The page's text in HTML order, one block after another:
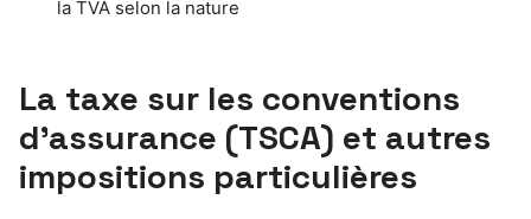
la TVA selon la nature
La taxe sur les conventions
d’assurance (TSCA) et autres
impositions particulières